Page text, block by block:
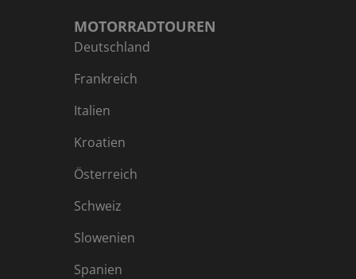
MOTORRADTOUREN
Deutschland
Frankreich
Italien
Kroatien
Österreich
Schweiz
Slowenien
Spanien